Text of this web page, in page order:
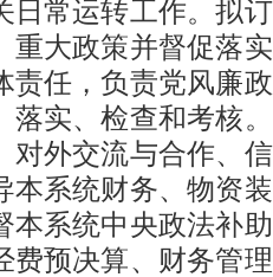
日常运转工作。拟
重大政策并督促落
责任，负责党风廉
落实、检查和考核
对外交流与合作、
本系统财务、物资
本系统中央政法补
费预决算、财务管